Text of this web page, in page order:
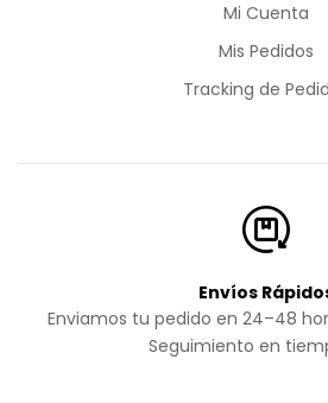
Mi Cuenta
Mis Pedidos
Tracking de
Envíos
Enviamos tu pedido en 24–48
Seguimiento en